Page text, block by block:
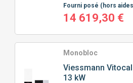
Fourni posé (hors
14 619,30 €
Monobloc
Viessmann
13 kW